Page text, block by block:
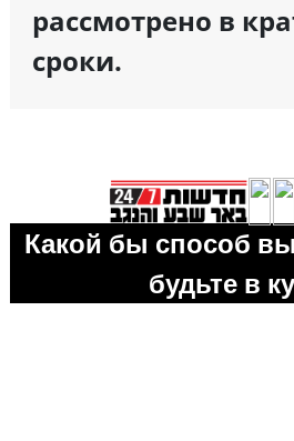
рассмотрено в
сроки.
Какой бы способ
будьте в